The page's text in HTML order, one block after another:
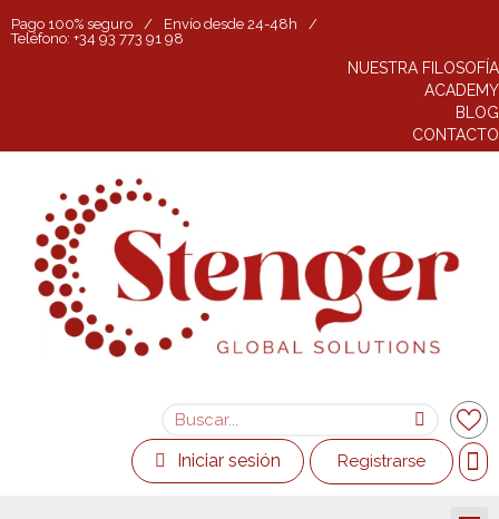
Pago 100% seguro / Envío desde 24-48h
/
Teléfono: +34 93 773 91 98
NUESTRA FILOSOFÍA
ACADEMY
BLOG
CONTACTO
Iniciar sesión Registrarse